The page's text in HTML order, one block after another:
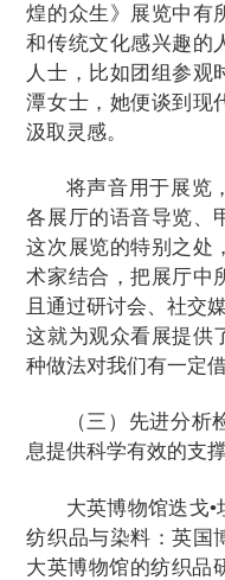
煌的众生》展览中有
和传统文化感兴趣的
人士，比如团组参观
潭女士，她便谈到现
汲取灵感。
将声音用于展览
各展厅的语音导览、
这次展览的特别之处
术家结合，把展厅中
且通过研讨会、社交
这就为观众看展提供
种做法对我们有一定
（三）先进分
息提供科学有效的支
大英博物馆迭戈
纺织品与染料：英国
大英博物馆的纺织品